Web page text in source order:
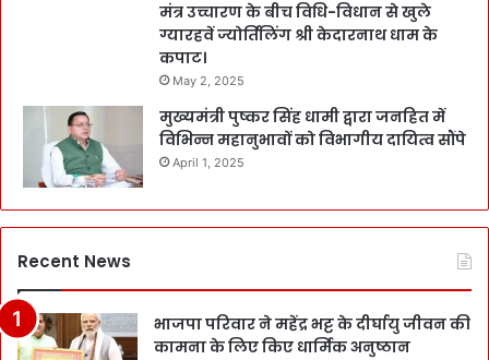
मंत्र उच्चारण के बीच विधि-विधान से खुले
ग्यारहवें ज्योर्तिलिंग श्री केदारनाथ धाम के
कपाट।
May 2, 2025
मुख्यमंत्री पुष्कर सिंह धामी द्वारा जनहित में
विभिन्न महानुभावों को विभागीय दायित्व सौंपे
April 1, 2025
Recent News
भाजपा परिवार ने महेंद्र भट्ट के दीर्घायु जीवन की
कामना के लिए किए धार्मिक अनुष्ठान